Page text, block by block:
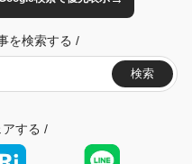
を検索する /
検索
する /